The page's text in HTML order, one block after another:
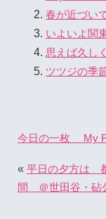
春が近づい
いよいよ関
思えば久し
ツツジの季
今日の一枚 My
« 平日の夕方は
間 ＠世田谷・砧